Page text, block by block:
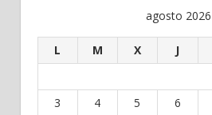
agosto 2026
L M X J
3
4 5 6